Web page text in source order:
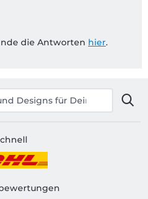
die Antworten hier.